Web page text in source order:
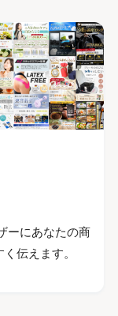
ーにあなたの商
伝えます。